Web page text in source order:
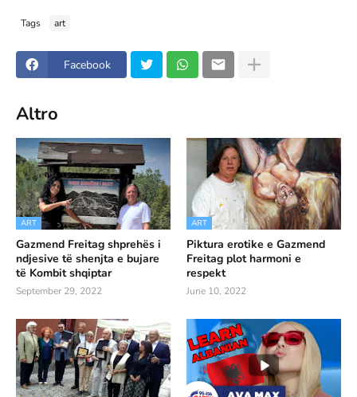
Tags art
Facebook
Altro
ART
Gazmend Freitag shprehës i
ndjesive të shenjta e bujare
të Kombit shqiptar
September 29, 2022
ART
Piktura erotike e Gazmend
Freitag plot harmoni e
respekt
June 10, 2022